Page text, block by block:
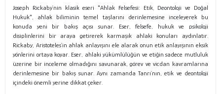
Joseph Rickaby´nin klasik eseri "Ahlak Felsefesi: Etik, Deontoloji ve Doğal
Hukuk", ahlak biliminin temel taşlarını derinlemesine inceleyerek bu
konuda yeni bir bakış açısı sunar. Eser, felsefe, hukuk ve psikoloji
disiplinlerini bir araya getirerek karmaşık ahlaki konuları aydınlatır.
Rickaby, Aristoteles´in ahlak anlayışını ele alarak onun etik anlayışının eksik
yönlerini ortaya koyar. Eser, ahlaki yükümlülüğün ve etiğin sadece mutluluk
üzerine bir inceleme olmadığını savunarak, görev ve vicdan kavramlarına
derinlemesine bir bakış sunar. Aynı zamanda Tanrı´nın, etik ve deontoloji
içindeki önemli yerine dikkat çeker.